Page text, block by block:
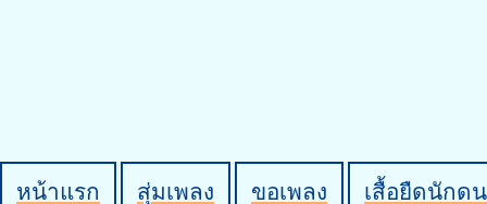
หน้าแรก สุ่มเพลง ขอเพลง เสื้อยืดนักด